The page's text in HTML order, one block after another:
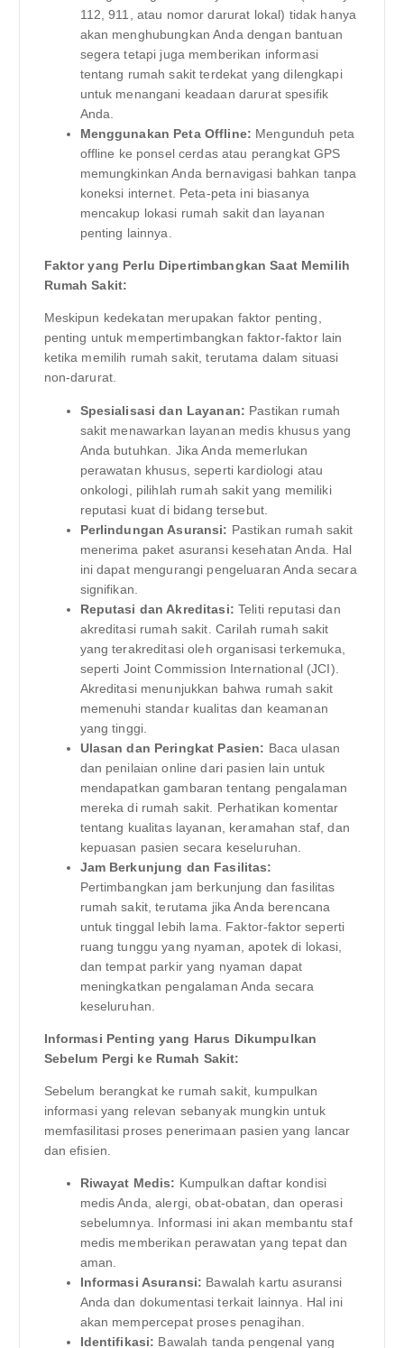
112, 911, atau nomor darurat lokal) tidak hanya
akan menghubungkan Anda dengan bantuan
segera tetapi juga memberikan informasi
tentang rumah sakit terdekat yang dilengkapi
untuk menangani keadaan darurat spesifik
Anda.
Menggunakan Peta Offline: Mengunduh peta
offline ke ponsel cerdas atau perangkat GPS
memungkinkan Anda bernavigasi bahkan tanpa
koneksi internet. Peta-peta ini biasanya
mencakup lokasi rumah sakit dan layanan
penting lainnya.
Faktor yang Perlu Dipertimbangkan Saat Memilih
Rumah Sakit:
Meskipun kedekatan merupakan faktor penting,
penting untuk mempertimbangkan faktor-faktor lain
ketika memilih rumah sakit, terutama dalam situasi
non-darurat.
Spesialisasi dan Layanan: Pastikan rumah
sakit menawarkan layanan medis khusus yang
Anda butuhkan. Jika Anda memerlukan
perawatan khusus, seperti kardiologi atau
onkologi, pilihlah rumah sakit yang memiliki
reputasi kuat di bidang tersebut.
Perlindungan Asuransi: Pastikan rumah sakit
menerima paket asuransi kesehatan Anda. Hal
ini dapat mengurangi pengeluaran Anda secara
signifikan.
Reputasi dan Akreditasi: Teliti reputasi dan
akreditasi rumah sakit. Carilah rumah sakit
yang terakreditasi oleh organisasi terkemuka,
seperti Joint Commission International (JCI).
Akreditasi menunjukkan bahwa rumah sakit
memenuhi standar kualitas dan keamanan
yang tinggi.
Ulasan dan Peringkat Pasien: Baca ulasan
dan penilaian online dari pasien lain untuk
mendapatkan gambaran tentang pengalaman
mereka di rumah sakit. Perhatikan komentar
tentang kualitas layanan, keramahan staf, dan
kepuasan pasien secara keseluruhan.
Jam Berkunjung dan Fasilitas:
Pertimbangkan jam berkunjung dan fasilitas
rumah sakit, terutama jika Anda berencana
untuk tinggal lebih lama. Faktor-faktor seperti
ruang tunggu yang nyaman, apotek di lokasi,
dan tempat parkir yang nyaman dapat
meningkatkan pengalaman Anda secara
keseluruhan.
Informasi Penting yang Harus Dikumpulkan
Sebelum Pergi ke Rumah Sakit:
Sebelum berangkat ke rumah sakit, kumpulkan
informasi yang relevan sebanyak mungkin untuk
memfasilitasi proses penerimaan pasien yang lancar
dan efisien.
Riwayat Medis: Kumpulkan daftar kondisi
medis Anda, alergi, obat-obatan, dan operasi
sebelumnya. Informasi ini akan membantu staf
medis memberikan perawatan yang tepat dan
aman.
Informasi Asuransi: Bawalah kartu asuransi
Anda dan dokumentasi terkait lainnya. Hal ini
akan mempercepat proses penagihan.
Identifikasi: Bawalah tanda pengenal yang